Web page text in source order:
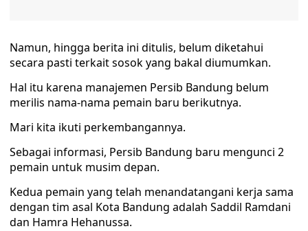
Namun, hingga berita ini ditulis, belum diketahui
secara pasti terkait sosok yang bakal diumumkan.
Hal itu karena manajemen Persib Bandung belum
merilis nama-nama pemain baru berikutnya.
Mari kita ikuti perkembangannya.
Sebagai informasi, Persib Bandung baru mengunci 2
pemain untuk musim depan.
Kedua pemain yang telah menandatangani kerja sama
dengan tim asal Kota Bandung adalah Saddil Ramdani
dan Hamra Hehanussa.